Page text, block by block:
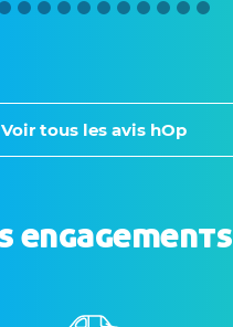
Voir tous les avis hOp
engagements